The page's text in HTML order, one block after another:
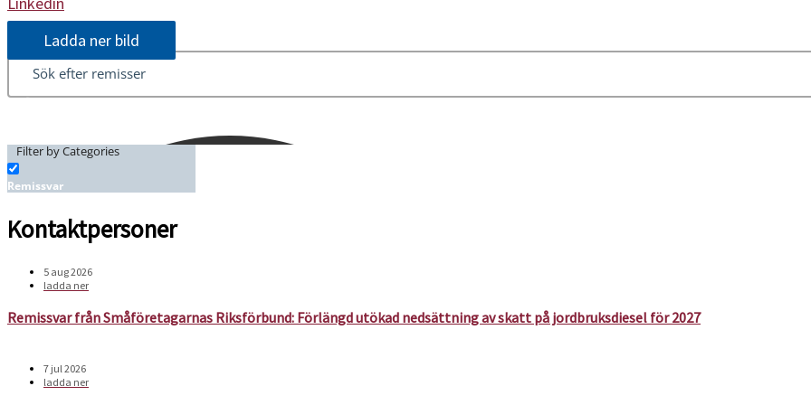
Ladda ner bild
Filter by Categories
Remissvar
Kontaktpersoner
5 aug 2026
ladda ner
Remissvar från Småföretagarnas Riksförbund: Förlängd utökad nedsättning av skatt på jordbruksdiesel för 2027
7 jul 2026
ladda ner